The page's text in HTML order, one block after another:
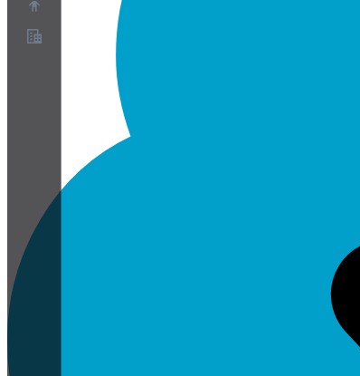
Programme de partenariat
Paramètres Cookies
Livre blanc sur la sécurité et la confidentialité